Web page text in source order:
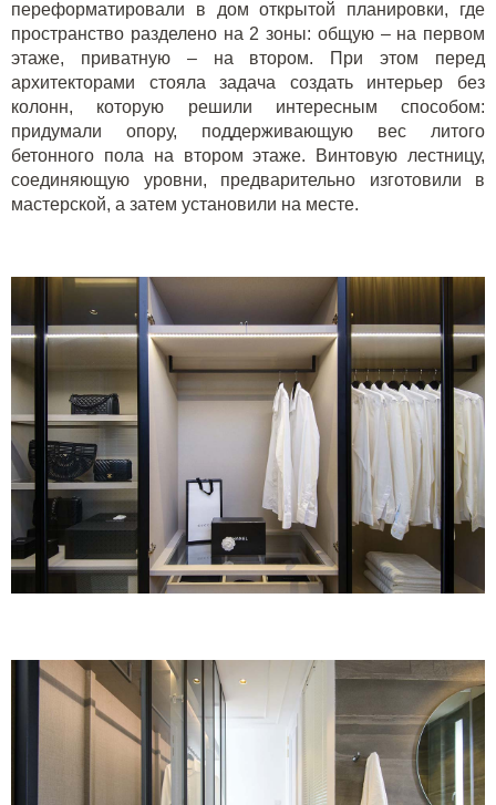
переформатировали в дом открытой планировки, где
пространство разделено на 2 зоны: общую – на первом
этаже, приватную – на втором. При этом перед
архитекторами стояла задача создать интерьер без
колонн, которую решили интересным способом:
придумали опору, поддерживающую вес литого
бетонного пола на втором этаже. Винтовую лестницу,
соединяющую уровни, предварительно изготовили в
мастерской, а затем установили на месте.